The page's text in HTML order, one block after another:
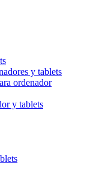
y tablets
ordenador
y tablets